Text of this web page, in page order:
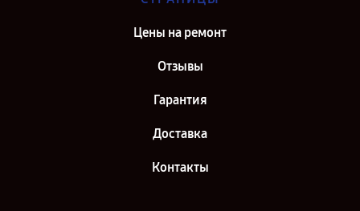
Цены на ремонт
Отзывы
Гарантия
Доставка
Контакты